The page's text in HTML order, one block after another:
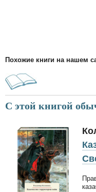
Похожие книги на нашем
С этой книгой